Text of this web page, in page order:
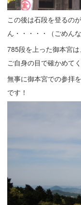
この後は石段を登るの
ん・・・・・（ごめんな
785段を上った御本宮
ご自身の目で確かめてく
無事に御本宮での参拝
です！